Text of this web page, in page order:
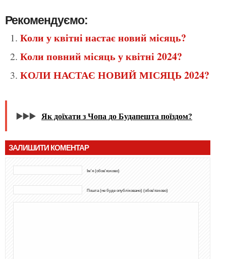
Рекомендуємо:
Коли у квітні настає новий місяць?
Коли повний місяць у квітні 2024?
КОЛИ НАСТАЄ НОВИЙ МІСЯЦЬ 2024?
▶️▶️▶️ Як доїхати з Чопа до Будапешта поїздом?
ЗАЛИШИТИ КОМЕНТАР
Ім'я (обов'язково)
Пошта (не буде опубліковано) (обов'язково)